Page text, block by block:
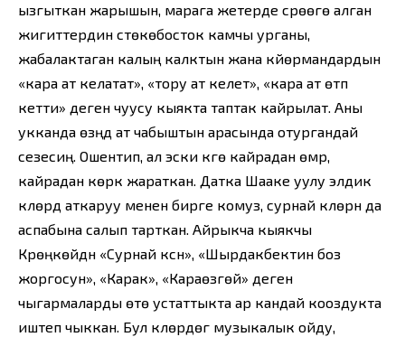
ызгыткан жарышын, марага жетерде сүрөөгө алган
жигиттердин үстөкөбосток камчы урганы,
жабалактаган калың калктын жана күйөрмандардын
«кара ат келатат», «тору ат келет», «кара ат өтүп
кетти» деген чуусу кыякта таптак кайрылат. Аны
укканда өзүңдү ат чабыштын арасында отургандай
сезесиң. Ошентип, ал эски күүгө кайрадан өмүр,
кайрадан көрк жараткан. Датка Шааке уулу элдик
күүлөрдү аткаруу менен бирге комуз, сурнай күүлөрүн да
аспабына салып тарткан. Айрыкча кыякчы
Күрөңкөйдүн «Сурнай күүсүн», «Шырдакбектин боз
жоргосун», «Каракүү», «Караөзгөй» деген
чыгармаларды өтө устаттыкта ар кандай кооздукта
иштеп чыккан. Бул күүлөрдөгү музыкалык ойду,